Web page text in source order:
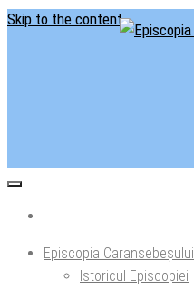
Skip to the content
Episcopia Caransebeșului
Istoricul Episcopiei